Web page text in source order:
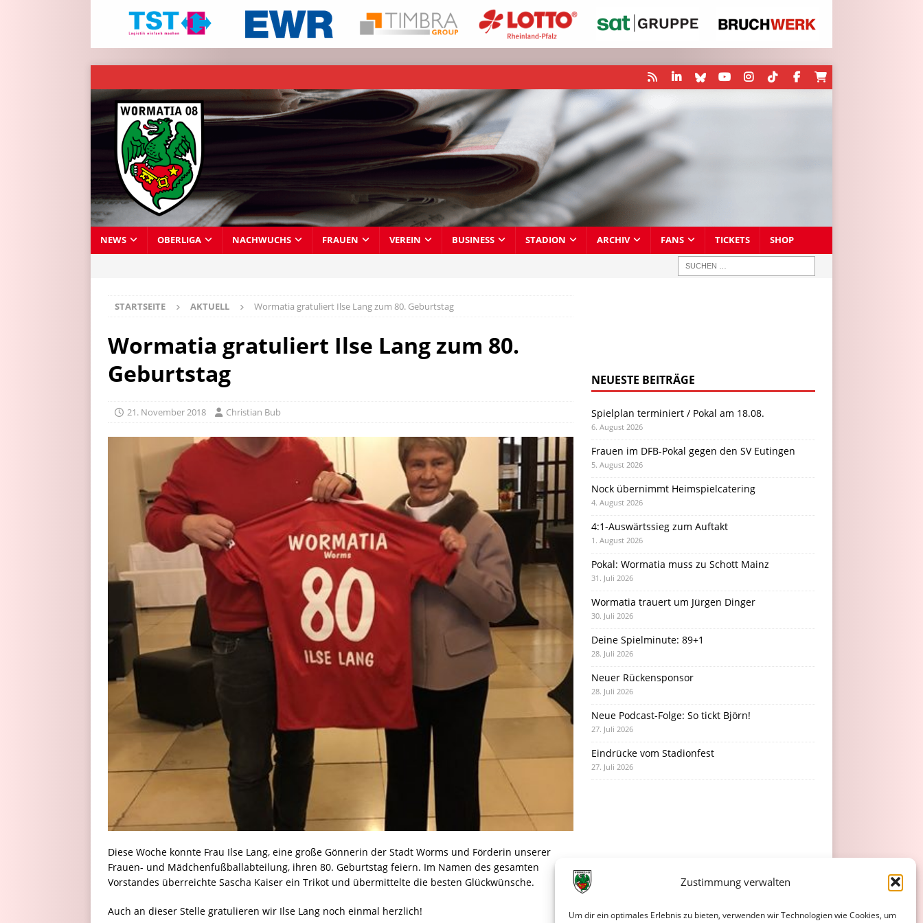
Zustimmung verwalten
Um dir ein optimales Erlebnis zu bieten, verwenden wir Technologien wie Cookies, um
NEWS OBERLIGA NACHWUCHS FRAUEN VEREIN BUSINESS STADION ARCHIV FANS TICKETS SHOP
STARTSEITE AKTUELL Wormatia gratuliert Ilse Lang zum 80. Geburtstag
Wormatia gratuliert Ilse Lang zum 80.
Geburtstag
21. November 2018 Christian Bub
Diese Woche konnte Frau Ilse Lang, eine große Gönnerin der Stadt Worms und Förderin unserer
Frauen- und Mädchenfußballabteilung, ihren 80. Geburtstag feiern. Im Namen des gesamten
Vorstandes überreichte Sascha Kaiser ein Trikot und übermittelte die besten Glückwünsche.
Auch an dieser Stelle gratulieren wir Ilse Lang noch einmal herzlich!
NEUESTE BEITRÄGE
Spielplan terminiert / Pokal am 18.08.
6. August 2026
Frauen im DFB-Pokal gegen den SV Eutingen
5. August 2026
Nock übernimmt Heimspielcatering
4. August 2026
4:1-Auswärtssieg zum Auftakt
1. August 2026
Pokal: Wormatia muss zu Schott Mainz
31. Juli 2026
Wormatia trauert um Jürgen Dinger
30. Juli 2026
Deine Spielminute: 89+1
28. Juli 2026
Neuer Rückensponsor
28. Juli 2026
Neue Podcast-Folge: So tickt Björn!
27. Juli 2026
Eindrücke vom Stadionfest
27. Juli 2026